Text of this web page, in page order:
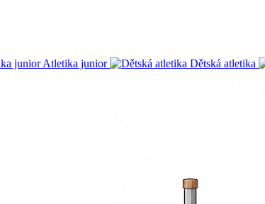
Atletika junior Dětská atletika